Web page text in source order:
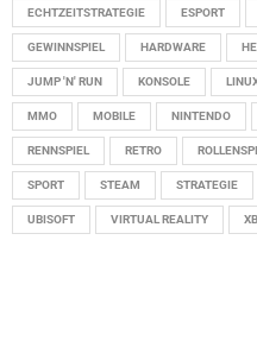
ECHTZEITSTRATEGIE ESPORT
GEWINNSPIEL HARDWARE
JUMP 'N' RUN KONSOLE
MMO MOBILE NINTENDO
RENNSPIEL RETRO
SPORT STEAM STRATEGIE
UBISOFT VIRTUAL REALITY